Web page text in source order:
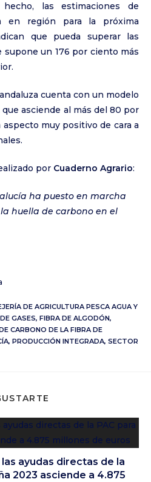
las estimaciones de
en región para la próxima
que pueda superar las
supone un 176 por ciento más
cuenta con un modelo
asciende al más del 80 por
muy positivo de cara a
por Cuaderno Agrario:
ha puesto en marcha
huella de carbono en el
DE AGRICULTURA PESCA AGUA Y
GASES, FIBRA DE ALGODÓN,
CARBONO DE LA FIBRA DE
, PRODUCCIÓN INTEGRADA, SECTOR
ayudas directas de la
2023 asciende a 4.875